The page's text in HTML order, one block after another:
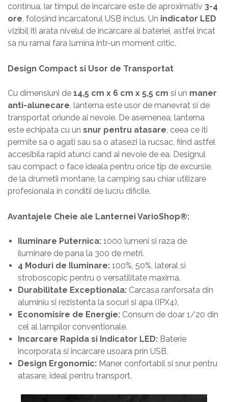
continua, iar timpul de incarcare este de aproximativ 3-4
ore, folosind incarcatorul USB inclus. Un indicator LED
vizibil iti arata nivelul de incarcare al bateriei, astfel incat
sa nu ramai fara lumina intr-un moment critic.
Design Compact si Usor de Transportat
Cu dimensiuni de 14,5 cm x 6 cm x 5,5 cm si un maner
anti-alunecare, lanterna este usor de manevrat si de
transportat oriunde ai nevoie. De asemenea, lanterna
este echipata cu un snur pentru atasare, ceea ce iti
permite sa o agati sau sa o atasezi la rucsac, fiind astfel
accesibila rapid atunci cand ai nevoie de ea. Designul
sau compact o face ideala pentru orice tip de excursie,
de la drumetii montane, la camping sau chiar utilizare
profesionala in conditii de lucru dificile.
Avantajele Cheie ale Lanternei VarioShop®:
Iluminare Puternica: 1000 lumeni si raza de
iluminare de pana la 300 de metri.
4 Moduri de Iluminare: 100%, 50%, lateral si
stroboscopic pentru o versatilitate maxima.
Durabilitate Exceptionala: Carcasa ranforsata din
aluminiu si rezistenta la socuri si apa (IPX4).
Economisire de Energie: Consum de doar 1/20 din
cel al lampilor conventionale.
Incarcare Rapida si Indicator LED: Baterie
incorporata si incarcare usoara prin USB.
Design Ergonomic: Maner confortabil si snur pentru
atasare, ideal pentru transport.